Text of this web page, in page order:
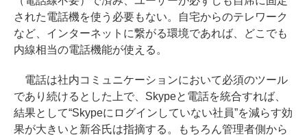
された電話機を使う必要もない。自宅からのテレワーク
など、インターネットに繋がる環境であれば、どこでも
内線相当の電話機能が使える。
電話は社内コミュニケーションにおいて必須のツール
であり続けるとした上で、Skypeと電話を統合すれば、
結果として“Skypeにログインしていない社員”を減らす効
果が大きいと新谷氏は指摘する。もちろん管理者側から